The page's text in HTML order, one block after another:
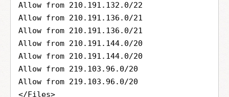
Allow from 210.191.132.0/22
Allow from 210.191.136.0/21
Allow from 210.191.136.0/21
Allow from 210.191.144.0/20
Allow from 210.191.144.0/20
Allow from 219.103.96.0/20
Allow from 219.103.96.0/20
</Files>